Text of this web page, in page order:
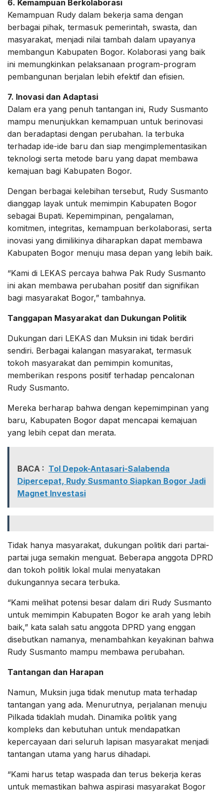
6. Kemampuan Berkolaborasi
Kemampuan Rudy dalam bekerja sama dengan
berbagai pihak, termasuk pemerintah, swasta, dan
masyarakat, menjadi nilai tambah dalam upayanya
membangun Kabupaten Bogor. Kolaborasi yang baik
ini memungkinkan pelaksanaan program-program
pembangunan berjalan lebih efektif dan efisien.
7. Inovasi dan Adaptasi
Dalam era yang penuh tantangan ini, Rudy Susmanto
mampu menunjukkan kemampuan untuk berinovasi
dan beradaptasi dengan perubahan. Ia terbuka
terhadap ide-ide baru dan siap mengimplementasikan
teknologi serta metode baru yang dapat membawa
kemajuan bagi Kabupaten Bogor.
Dengan berbagai kelebihan tersebut, Rudy Susmanto
dianggap layak untuk memimpin Kabupaten Bogor
sebagai Bupati. Kepemimpinan, pengalaman,
komitmen, integritas, kemampuan berkolaborasi, serta
inovasi yang dimilikinya diharapkan dapat membawa
Kabupaten Bogor menuju masa depan yang lebih baik.
“Kami di LEKAS percaya bahwa Pak Rudy Susmanto
ini akan membawa perubahan positif dan signifikan
bagi masyarakat Bogor,” tambahnya.
Tanggapan Masyarakat dan Dukungan Politik
Dukungan dari LEKAS dan Muksin ini tidak berdiri
sendiri. Berbagai kalangan masyarakat, termasuk
tokoh masyarakat dan pemimpin komunitas,
memberikan respons positif terhadap pencalonan
Rudy Susmanto.
Mereka berharap bahwa dengan kepemimpinan yang
baru, Kabupaten Bogor dapat mencapai kemajuan
yang lebih cepat dan merata.
BACA : Tol Depok-Antasari-Salabenda
Dipercepat, Rudy Susmanto Siapkan Bogor Jadi
Magnet Investasi
Tidak hanya masyarakat, dukungan politik dari partai-
partai juga semakin menguat. Beberapa anggota DPRD
dan tokoh politik lokal mulai menyatakan
dukungannya secara terbuka.
“Kami melihat potensi besar dalam diri Rudy Susmanto
untuk memimpin Kabupaten Bogor ke arah yang lebih
baik,” kata salah satu anggota DPRD yang enggan
disebutkan namanya, menambahkan keyakinan bahwa
Rudy Susmanto mampu membawa perubahan.
Tantangan dan Harapan
Namun, Muksin juga tidak menutup mata terhadap
tantangan yang ada. Menurutnya, perjalanan menuju
Pilkada tidaklah mudah. Dinamika politik yang
kompleks dan kebutuhan untuk mendapatkan
kepercayaan dari seluruh lapisan masyarakat menjadi
tantangan utama yang harus dihadapi.
“Kami harus tetap waspada dan terus bekerja keras
untuk memastikan bahwa aspirasi masyarakat Bogor